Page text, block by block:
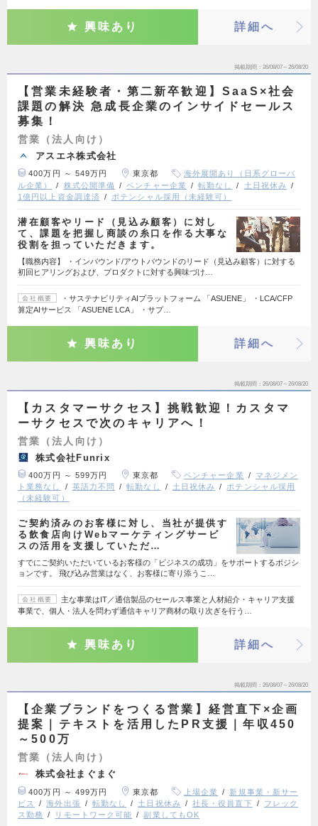
興味あり 詳細へ
掲載期間 26/08/07～26/08/20
【営業未経験者・第二新卒歓迎】SaaS×社会
課題の解決 急成長企業のインサイドセールス
募集！
営業（法人向け）
アスエネ株式会社
400万円 ～ 549万円 東京都
海外展開あり（日系グローバ
ル企業）
株式公開準備 ベンチャー企業 転勤なし
土日祝休み
1億円以上資金調達済
ポテンシャル採用（未経験可）
潜在顧客やリード（見込み顧客）に対し
て、課題を把握し商談の糸口を作る大事な
役割を担っていただきます。
【職務内容】 ・インバウンド/アウトバウンドのリード（見込み顧客）に対する
初回ヒアリングおよび、プロダクトに対する興味づけ…
会社概要
・サステナビリティAIプラットフォーム 「ASUENE」 ・LCA/CFP
算定AIサービス 「ASUENE LCA」 ・サプ…
興味あり 詳細へ
掲載期間 26/08/07～26/08/20
【カスタマーサクセス】挑戦歓迎！カスタマ
ーサクセスで次のキャリアへ！
営業（法人向け）
株式会社Funrix
400万円 ～ 599万円 東京都 ベンチャー企業
マネジメン
ト業務なし
英語力不問 転勤なし 土日祝休み
ポテンシャル採用
（未経験可）
ご契約済みのお客様に対し、当社が提供す
る飲食店向けWebマーケティングサービ
スの活用を支援していただ…
すでにご契約いただいているお客様の「ビジネスの成功」をサポートするポジシ
ョンです。 飛び込み営業はなく、お客様に寄り添うこ…
会社概要
主な事業はIT／通信製品のセールス事業と人材紹介・キャリア支援
事業で、個人・法人を問わず通信キャリア商材の取り次ぎを行う…
興味あり 詳細へ
掲載期間 26/08/07～26/08/20
【企業ブランドをつくる営業】経営直下×企画
提案｜テキストを活用したPR支援｜年収450
～500万
営業（法人向け）
株式会社まぐまぐ
400万円 ～ 499万円 東京都 上場企業
新規事業・新サー
ビス
海外出張 転勤なし 土日祝休み 社長・役員直下
フレック
ス勤務
リモートワーク可能 副業してもOK